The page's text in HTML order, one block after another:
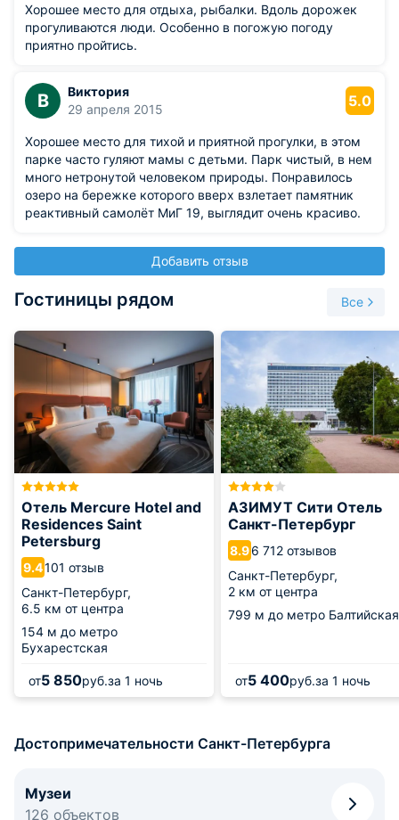
Хорошее место для отдыха, рыбалки. Вдоль дорожек
прогуливаются люди. Особенно в погожую погоду
приятно пройтись.
В
Виктория
29 апреля 2015
5.0
Хорошее место для тихой и приятной прогулки, в этом
парке часто гуляют мамы с детьми. Парк чистый, в нем
много нетронутой человеком природы. Понравилось
озеро на бережке которого вверх взлетает памятник
реактивный самолёт МиГ 19, выглядит очень красиво.
Добавить отзыв
Гостиницы рядом Все
Отель Mercure Hotel and
Residences Saint
Petersburg
9.4101 отзыв
Санкт-Петербург,
6.5 км от центра
154 м до метро
Бухарестская
от5 850руб.за 1 ночь
АЗИМУТ Сити Отель
Санкт-Петербург
8.96 712 отзывов
Санкт-Петербург,
2 км от центра
799 м до метро Балтийская
от5 400руб.за 1 ночь
Достопримечательности Санкт-Петербурга
Музеи
126 объектов